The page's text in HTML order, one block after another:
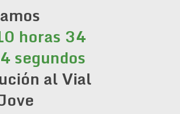
horas 34
segundos
al Vial